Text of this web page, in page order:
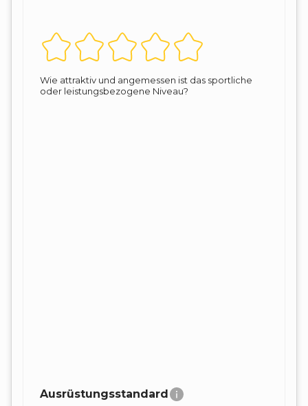
Wie attraktiv und angemessen ist das sportliche
oder leistungsbezogene Niveau?
Ausrüstungsstandard